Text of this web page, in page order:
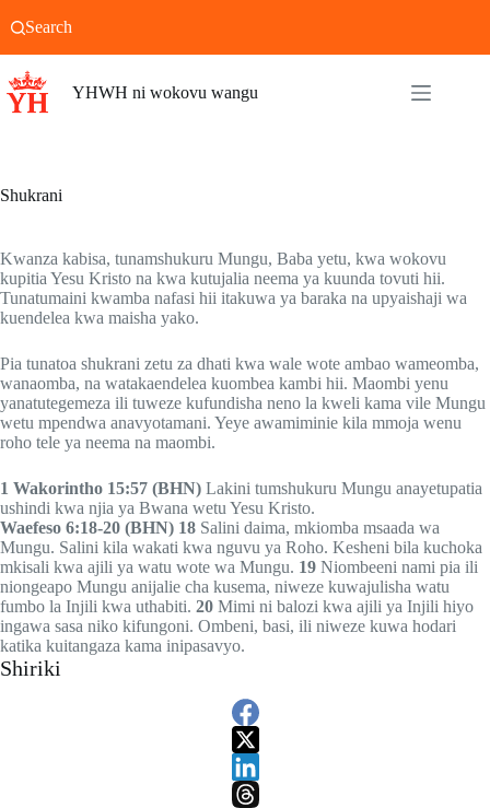
to
Search
YHWH ni wokovu wangu
Shukrani
Kwanza kabisa, tunamshukuru Mungu, Baba yetu, kwa wokovu
kupitia Yesu Kristo na kwa kutujalia neema ya kuunda tovuti hii.
Tunatumaini kwamba nafasi hii itakuwa ya baraka na upyaishaji wa
kuendelea kwa maisha yako.
Pia tunatoa shukrani zetu za dhati kwa wale wote ambao wameomba,
wanaomba, na watakaendelea kuombea kambi hii. Maombi yenu
yanatutegemeza ili tuweze kufundisha neno la kweli kama vile Mungu
wetu mpendwa anavyotamani. Yeye awamiminie kila mmoja wenu
roho tele ya neema na maombi.
1 Wakorintho 15:57 (BHN) Lakini tumshukuru Mungu anayetupatia
ushindi kwa njia ya Bwana wetu Yesu Kristo.
Waefeso 6:18-20 (BHN) 18 Salini daima, mkiomba msaada wa
Mungu. Salini kila wakati kwa nguvu ya Roho. Kesheni bila kuchoka
mkisali kwa ajili ya watu wote wa Mungu. 19 Niombeeni nami pia ili
niongeapo Mungu anijalie cha kusema, niweze kuwajulisha watu
fumbo la Injili kwa uthabiti. 20 Mimi ni balozi kwa ajili ya Injili hiyo
ingawa sasa niko kifungoni. Ombeni, basi, ili niweze kuwa hodari
katika kuitangaza kama inipasavyo.
Shiriki